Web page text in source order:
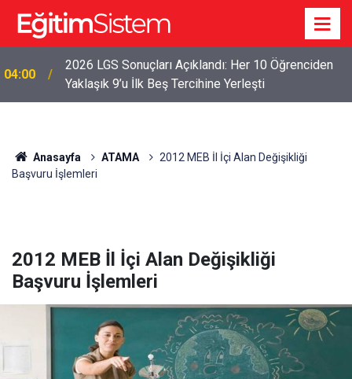
04:00
2026 LGS Sonuçları Açıklandı: Her 10 Öğrenciden
Yaklaşık 9’u İlk Beş Tercihine Yerleşti
Anasayfa ATAMA
2012 MEB İl İçi Alan Değişikliği
Başvuru İşlemleri
2012 MEB İl İçi Alan Değişikliği
Başvuru İşlemleri